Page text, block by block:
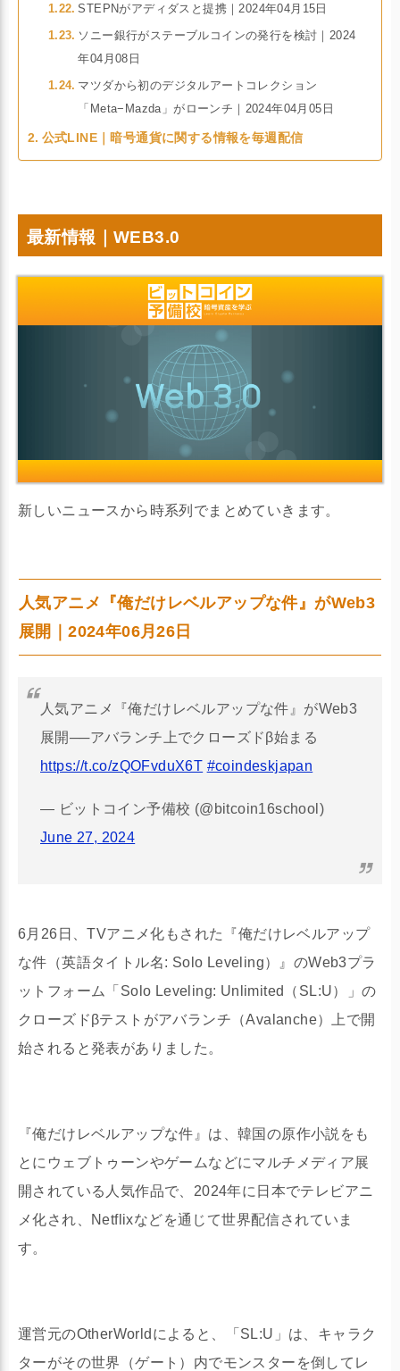
STEPNがアディダスと提携｜2024年04月15日
ソニー銀行がステーブルコインの発行を検討｜2024
年04月08日
マツダから初のデジタルアートコレクション
「Meta−Mazda」がローンチ｜2024年04月05日
公式LINE｜暗号通貨に関する情報を毎週配信
最新情報｜WEB3.0
新しいニュースから時系列でまとめていきます。
人気アニメ『俺だけレベルアップな件』がWeb3
展開｜2024年06月26日
人気アニメ『俺だけレベルアップな件』がWeb3
展開──アバランチ上でクローズドβ始まる
https://t.co/zQOFvduX6T #coindeskjapan
— ビットコイン予備校 (@bitcoin16school)
June 27, 2024
6月26日、TVアニメ化もされた『俺だけレベルアップ
な件（英語タイトル名: Solo Leveling）』のWeb3プラ
ットフォーム「Solo Leveling: Unlimited（SL:U）」の
クローズドβテストがアバランチ（Avalanche）上で開
始されると発表がありました。
『俺だけレベルアップな件』は、韓国の原作小説をも
とにウェブトゥーンやゲームなどにマルチメディア展
開されている人気作品で、2024年に日本でテレビアニ
メ化され、Netflixなどを通じて世界配信されていま
す。
運営元のOtherWorldによると、「SL:U」は、キャラク
ターがその世界（ゲート）内でモンスターを倒してレ